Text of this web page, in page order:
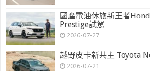
國產電油休旅新王者
Prestige試駕
2026-07-27
越野皮卡新共主 Toyota
2026-07-21